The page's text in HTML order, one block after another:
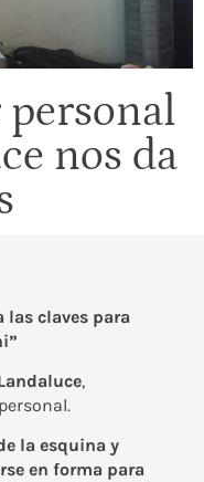
nos da
las claves para
,
la esquina y
en forma para